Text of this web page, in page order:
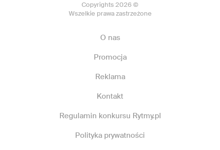
Copyrights 2026 ©
Wszelkie prawa zastrzeżone
O nas
Promocja
Reklama
Kontakt
Regulamin konkursu Rytmy.pl
Polityka prywatności